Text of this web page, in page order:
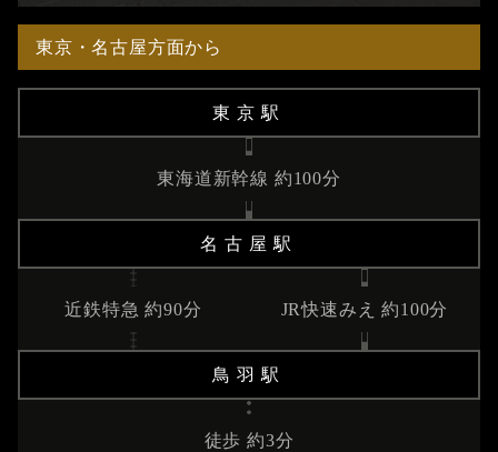
東京・名古屋方面から
東京駅
東海道新幹線 約100分
名古屋駅
近鉄特急 約90分 JR快速みえ 約100分
鳥羽駅
徒歩 約3分